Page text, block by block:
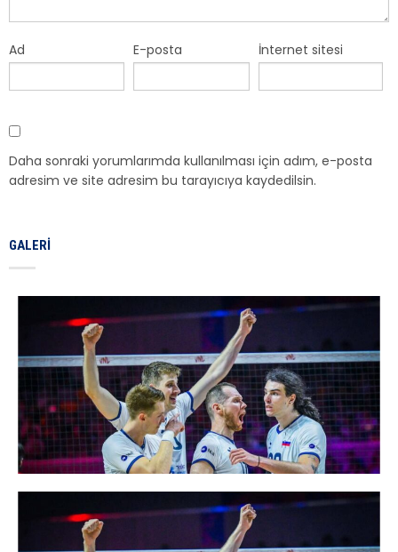
Ad E-posta İnternet sitesi
Daha sonraki yorumlarımda kullanılması için adım, e-posta
adresim ve site adresim bu tarayıcıya kaydedilsin.
GALERI